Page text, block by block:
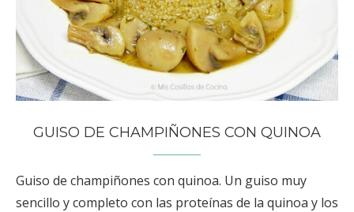
GUISO DE CHAMPIÑONES CON QUINOA
Guiso de champiñones con quinoa. Un guiso muy
sencillo y completo con las proteínas de la quinoa y los